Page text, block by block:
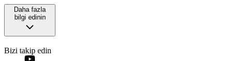
Daha fazla
bilgi edinin
Bizi takip edin